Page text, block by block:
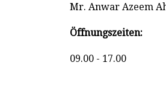
Mr. Anwar Azeem
Öffnungszeiten:
09.00 - 17.00